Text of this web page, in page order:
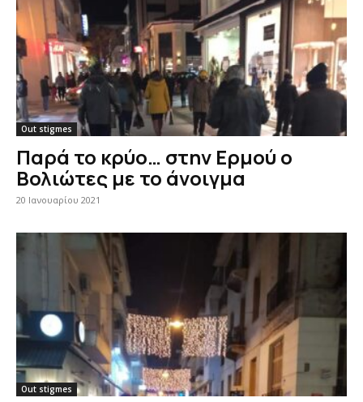
Out stigmes
Παρά το κρύο… στην Ερμού ο
Βολιώτες με το άνοιγμα
20 Ιανουαρίου 2021
Out stigmes